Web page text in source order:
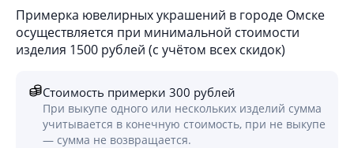
Примерка ювелирных украшений в городе Омске
осуществляется при минимальной стоимости
изделия 1500 рублей (с учётом всех скидок)
Стоимость примерки 300 рублей
При выкупе одного или нескольких изделий сумма
учитывается в конечную стоимость, при не выкупе
— сумма не возвращается.